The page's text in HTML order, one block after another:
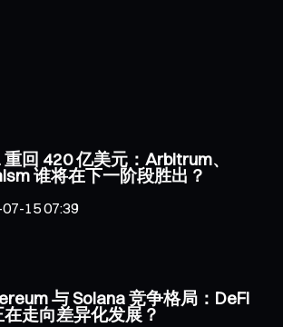
回 420 亿美元：Arbitrum、
谁将在下一阶段胜出？
15 07:39
与 Solana 竞争格局：DeFi
走向差异化发展？